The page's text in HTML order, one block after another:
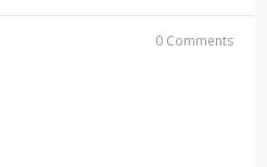
0 Comments